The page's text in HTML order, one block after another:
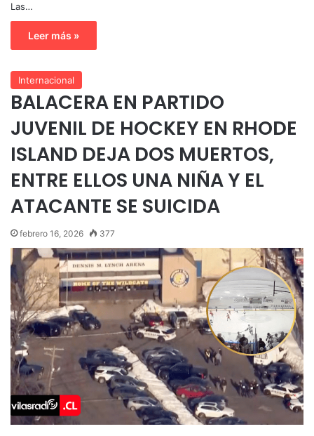
Las…
Leer más »
Internacional
BALACERA EN PARTIDO
JUVENIL DE HOCKEY EN RHODE
ISLAND DEJA DOS MUERTOS,
ENTRE ELLOS UNA NIÑA Y EL
ATACANTE SE SUICIDA
febrero 16, 2026 377